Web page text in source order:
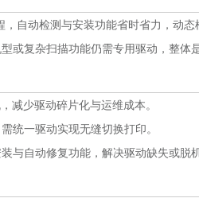
自动检测与安装功能省时省力，动
或复杂扫描功能仍需专用驱动，整体
减少驱动碎片化与运维成本。
统一驱动实现无缝切换打印。
与自动修复功能，解决驱动缺失或脱机